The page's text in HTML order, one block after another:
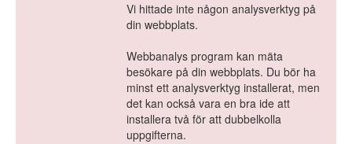
Vi hittade inte någon analysverktyg på
din webbplats.
Webbanalys program kan mäta
besökare på din webbplats. Du bör ha
minst ett analysverktyg installerat, men
det kan också vara en bra ide att
installera två för att dubbelkolla
uppgifterna.